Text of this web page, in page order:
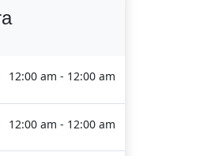
12:00 am - 12:00 am
12:00 am - 12:00 am